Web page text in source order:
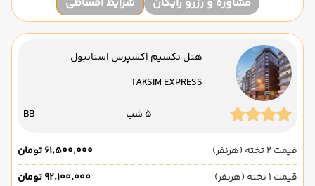
هتل تکسیم اکسپرس استانبول
TAKSIM EXPRESS
5 شب BB
قیمت 2 تخته (هرنفر)
۶۱٬۵۰۰٬۰۰۰ تومان
قیمت 1 تخته (هرنفر)
۹۲٬۱۰۰٬۰۰۰ تومان